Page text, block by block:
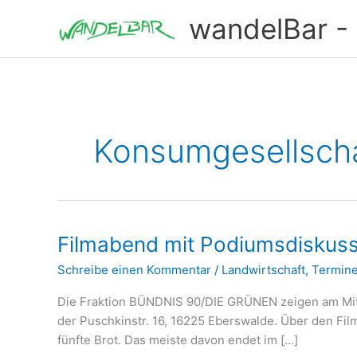
wandelBar -
Filmabend mit
Schreibe einen Kommentar / Landwirtschaft, Termine
Die Fraktion BÜNDNIS 90/DIE GRÜNEN zeigen am
der Puschkinstr. 16, 16225 Eberswalde. Über den
fünfte Brot. Das meiste davon endet im […]